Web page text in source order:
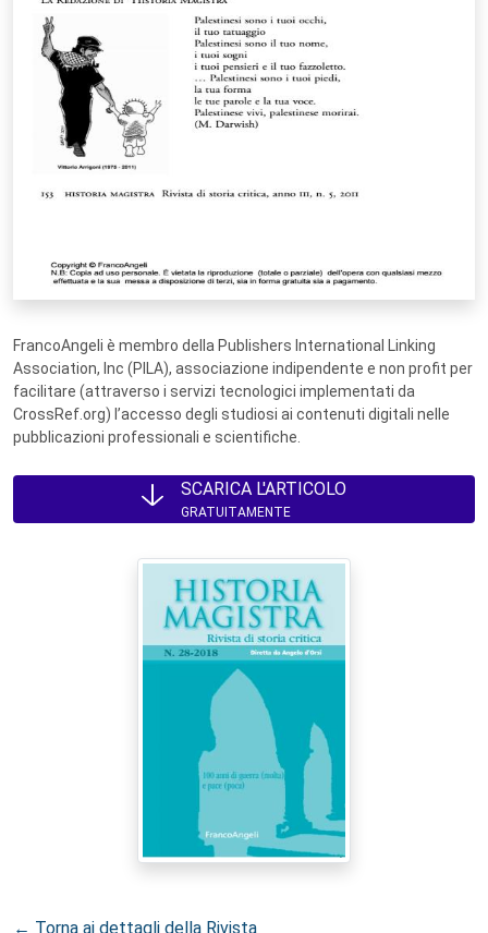
FrancoAngeli è membro della Publishers International Linking
Association, Inc (PILA), associazione indipendente e non profit per
facilitare (attraverso i servizi tecnologici implementati da
CrossRef.org) l’accesso degli studiosi ai contenuti digitali nelle
pubblicazioni professionali e scientifiche.
SCARICA L'ARTICOLO
GRATUITAMENTE
← Torna ai dettagli della Rivista